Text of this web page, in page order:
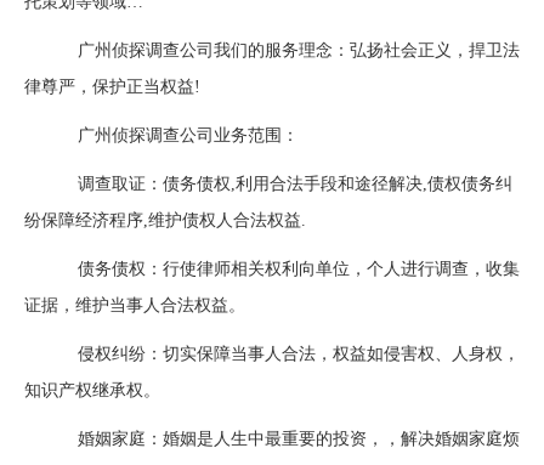
广州侦探调查公司我们的服务理念：弘扬社会正义，捍卫法
律尊严，保护正当权益!
广州侦探调查公司业务范围：
调查取证：债务债权,利用合法手段和途径解决,债权债务纠
纷保障经济程序,维护债权人合法权益.
债务债权：行使律师相关权利向单位，个人进行调查，收集
证据，维护当事人合法权益。
侵权纠纷：切实保障当事人合法，权益如侵害权、人身权，
知识产权继承权。
婚姻家庭：婚姻是人生中最重要的投资，，解决婚姻家庭烦